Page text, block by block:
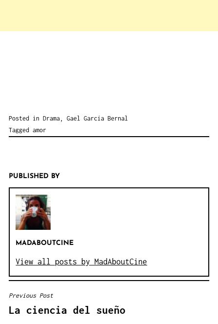
Posted in Drama
Gael García Bernal
Tagged amor
PUBLISHED BY
MADABOUTCINE
View all posts by MadAboutCine
NAVEGACIÓN
DE
Previous Post
La ciencia del sueño